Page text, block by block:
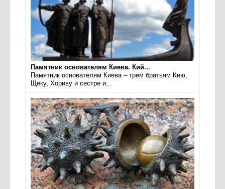
Памятник основателям Киева. Кий...
Памятник основателям Киева – трем братьям Кию,
Щеку, Хориву и сестре и...